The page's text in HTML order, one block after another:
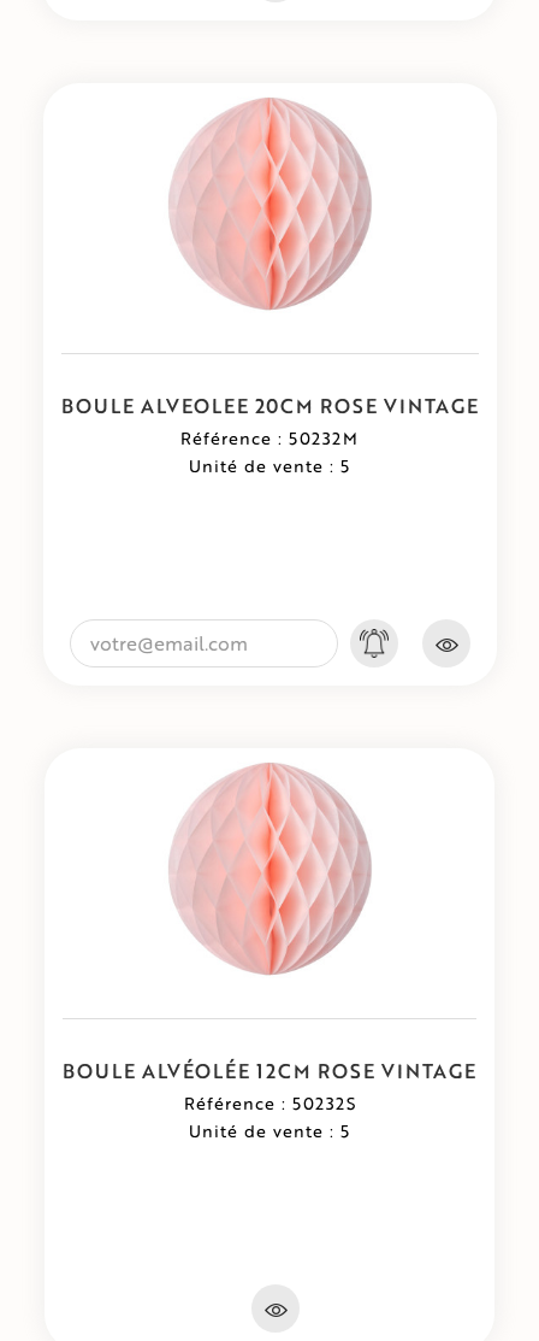
BOULE ALVEOLEE 20CM ROSE VINTAGE
Référence : 50232M
Unité de vente : 5
BOULE ALVÉOLÉE 12CM ROSE VINTAGE
Référence : 50232S
Unité de vente : 5